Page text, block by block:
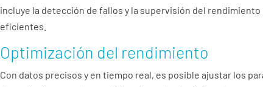
incluye la detección de fallos y la supervisión del
eficientes.
Optimización del rendimiento
Con datos precisos y en tiempo real, es posible ajustar los